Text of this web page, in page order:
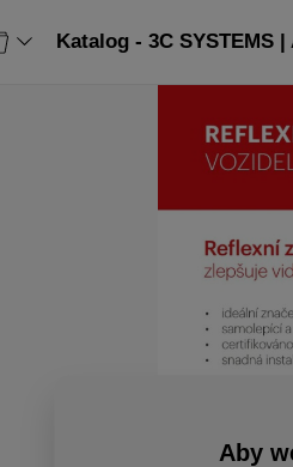
Katalog - 3C SYSTEMS
Aby